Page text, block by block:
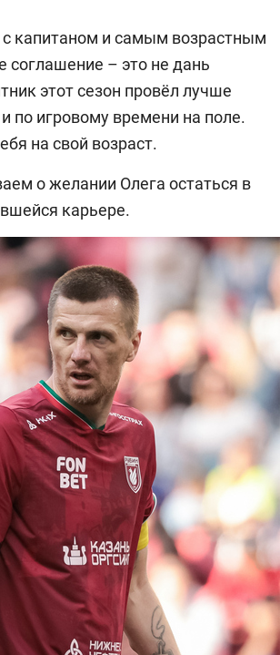
с капитаном и самым возрастным
соглашение – это не дань
этот сезон провёл лучше
по игровому времени на поле.
на свой возраст.
о желании Олега остаться в
карьере.